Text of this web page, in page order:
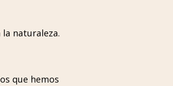
la naturaleza.
que hemos